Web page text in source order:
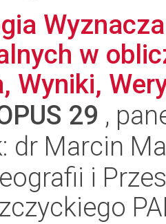
w
Wyniki,
29 ,
dr Marcin
i